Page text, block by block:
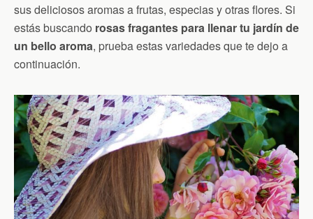
sus deliciosos aromas a frutas, especias y otras flores. Si
estás buscando rosas fragantes para llenar tu jardín de
un bello aroma, prueba estas variedades que te dejo a
continuación.